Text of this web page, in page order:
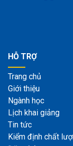
HỖ TRỢ
Trang chủ
Giới thiệu
Ngành học
Lịch khai giảng
Tin tức
Kiểm định chất